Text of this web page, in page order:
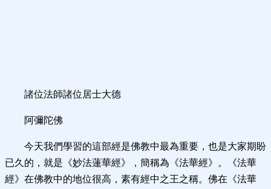
諸位法師諸位居士大德
阿彌陀佛
今天我們學習的這部經是佛教中最為重要，也是大家期盼
已久的，就是《妙法蓮華經》，簡稱為《法華經》。《法華
經》在佛教中的地位很高，素有經中之王之稱。佛在《法華